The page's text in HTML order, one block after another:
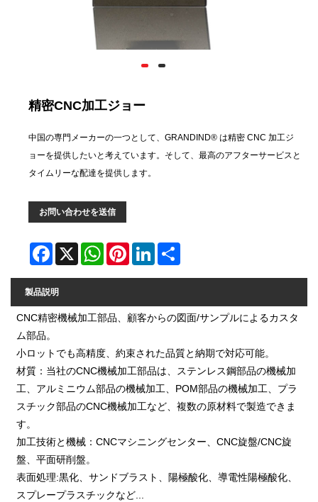
精密CNC加工ジョー
中国の専門メーカーの一つとして、GRANDIND® は精密 CNC 加工ジ
ョーを提供したいと考えています。そして、最高のアフターサービスと
タイムリーな配達を提供します。
お問い合わせを送信
Facebook
X WhatsAppPinterestLinkedIn
製品説明
CNC精密機械加工部品、顧客からの図面/サンプルによるカスタ
ム部品。
小ロットでも高精度、約束された品質と納期で対応可能。
材質：当社のCNC機械加工部品は、ステンレス鋼部品の機械加
工、アルミニウム部品の機械加工、POM部品の機械加工、プラ
スチック部品のCNC機械加工など、複数の原材料で製造できま
す。
加工技術と機械：CNCマシニングセンター、CNC旋盤/CNC旋
盤、平面研削盤。
表面処理:黒化、サンドブラスト、陽極酸化、導電性陽極酸化、
スプレープラスチックなど...